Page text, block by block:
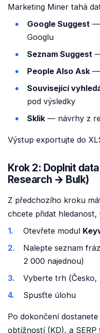
Marketing Miner tahá
Google Suggest —
Googlu
Seznam Suggest
People Also Ask—
Související
pod výsledky
Sklik— návrhy z
Výstup exportujte do
Krok 2: Doplnit
Research → Bulk)
Z předchozího kroku
chcete přidat
Otevřete modul
Nalepte seznam
2 000 najednou)
Vyberte trh (Česko,
Spusťte úlohu
Po dokončení
obtížností (KD), a